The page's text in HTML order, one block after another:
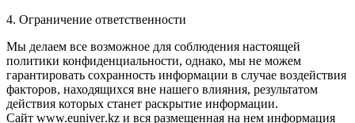
4. Ограничение ответственности
Мы делаем все возможное для соблюдения настоящей
политики конфиденциальности, однако, мы не можем
гарантировать сохранность информации в случае воздействия
факторов, находящихся вне нашего влияния, результатом
действия которых станет раскрытие информации.
Сайт www.euniver.kz и вся размещенная на нем информация